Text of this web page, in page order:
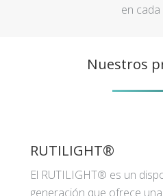
en cada
Nuestros
RUTILIGHT®
El RUTILIGHT® es un
generación que ofrece